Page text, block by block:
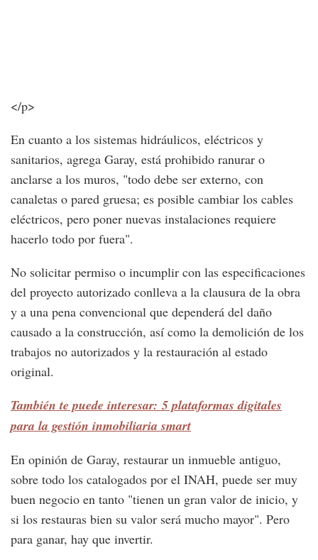
</p>
En cuanto a los sistemas hidráulicos, eléctricos y
sanitarios, agrega Garay, está prohibido ranurar o
anclarse a los muros, "todo debe ser externo, con
canaletas o pared gruesa; es posible cambiar los cables
eléctricos, pero poner nuevas instalaciones requiere
hacerlo todo por fuera".
No solicitar permiso o incumplir con las especificaciones
del proyecto autorizado conlleva a la clausura de la obra
y a una pena convencional que dependerá del daño
causado a la construcción, así como la demolición de los
trabajos no autorizados y la restauración al estado
original.
También te puede interesar: 5 plataformas digitales
para la gestión inmobiliaria smart
En opinión de Garay, restaurar un inmueble antiguo,
sobre todo los catalogados por el INAH, puede ser muy
buen negocio en tanto "tienen un gran valor de inicio, y
si los restauras bien su valor será mucho mayor". Pero
para ganar, hay que invertir.